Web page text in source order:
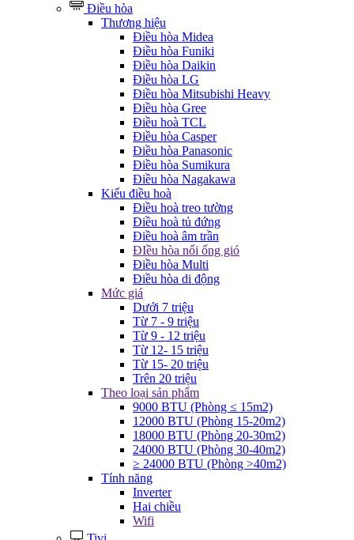
Điều hòa
Thương hiệu
Điều hòa Midea
Điều hòa Funiki
Điều hòa Daikin
Điều hòa LG
Điều hòa Mitsubishi Heavy
Điều hòa Gree
Điều hoà TCL
Điều hòa Casper
Điều hòa Panasonic
Điều hòa Sumikura
Điều hòa Nagakawa
Kiểu điều hoà
Điều hoà treo tường
Điều hoà tủ đứng
Điều hoà âm trần
ĐIều hòa nối ống gió
Điều hòa Multi
Điều hòa di động
Mức giá
Dưới 7 triệu
Từ 7 - 9 triệu
Từ 9 - 12 triệu
Từ 12- 15 triệu
Từ 15- 20 triệu
Trên 20 triệu
Theo loại sản phẩm
9000 BTU (Phòng ≤ 15m2)
12000 BTU (Phòng 15-20m2)
18000 BTU (Phòng 20-30m2)
24000 BTU (Phòng 30-40m2)
≥ 24000 BTU (Phòng >40m2)
Tính năng
Inverter
Hai chiều
Wifi